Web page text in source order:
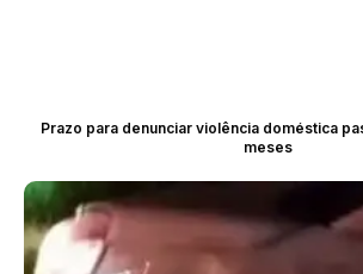
Prazo para denunciar violência doméstica
meses